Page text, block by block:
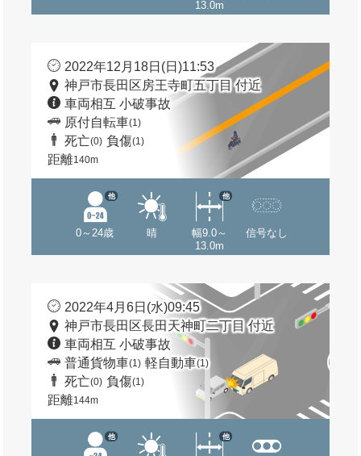
13.0m
2022年12月18日(日)11:53
神戸市長田区房王寺町五丁目 付近
車両相互 小破事故
原付自転車(1)
死亡(0) 負傷(1)
距離140m
0～24歳
他
晴
幅9.0～
13.0m
他
信号なし
2022年4月6日(水)09:45
神戸市長田区長田天神町二丁目 付近
車両相互 小破事故
普通貨物車(1) 軽自動車(1)
死亡(0) 負傷(1)
距離144m
他 他